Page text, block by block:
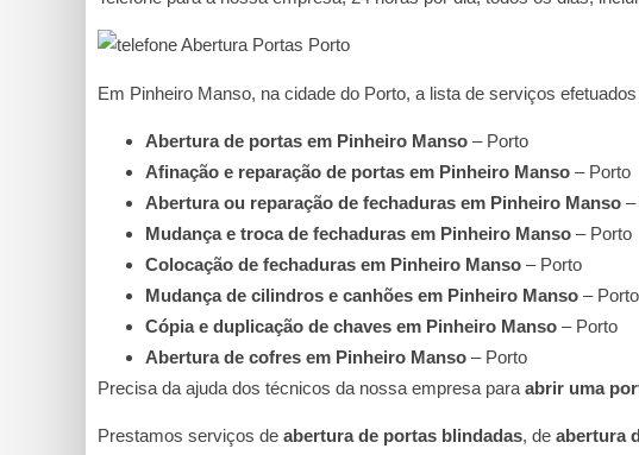
Em Pinheiro Manso, na cidade do Porto, a lista de serviços
Abertura de portas em Pinheiro Manso – Porto
Afinação e reparação de portas em Pinheiro Manso – Porto
Abertura ou reparação de fechaduras em Pinheiro Manso –
Mudança e troca de fechaduras em Pinheiro Manso – Porto
Colocação de fechaduras em Pinheiro Manso – Porto
Mudança de cilindros e canhões em Pinheiro Manso – Porto
Cópia e duplicação de chaves em Pinheiro Manso – Porto
Abertura de cofres em Pinheiro Manso – Porto
Precisa da ajuda dos técnicos da nossa empresa para abrir uma
Prestamos serviços de abertura de portas blindadas, de abertura